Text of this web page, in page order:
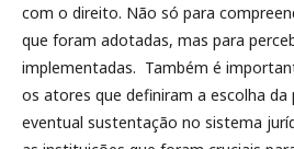
com o direito. Não só para
que foram adotadas, mas para
implementadas. Também é
os atores que definiram a escolha da
eventual sustentação no sistema